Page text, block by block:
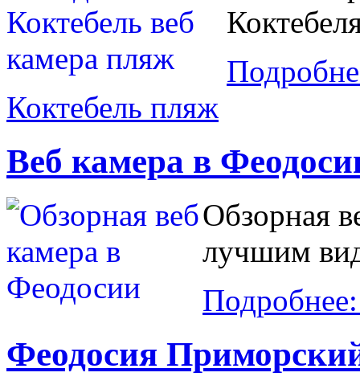
Коктебель пляж
Веб камера в
Обзорная
лучшим
Феодосия